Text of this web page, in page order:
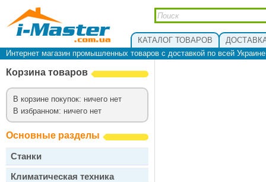
КАТАЛОГ ТОВАРОВ
Интернет магазин промышленных товаров с доставкой по всей
Корзина товаров
В корзине покупок: ничего нет
В избранном: ничего нет
Основные разделы
Станки
Климатическая техника